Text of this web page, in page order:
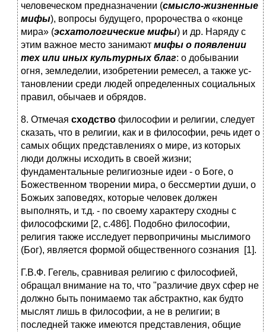
человеческом предназначении (смысло-жизненные
мифы), вопросы будущего, пророчества о «конце
мира» (эсхатологические мифы) и др. Наряду с
этим важное место занимают мифы о появлении
тех или иных культурных благ: о добывании
огня, земледелии, изобретении ремесел, а также ус­
тановлении среди людей определенных социальных
правил, обычаев и обрядов.
8. Отмечая сходство философии и религии, следует
сказать, что в религии, как и в филосо­фии, речь идет о
самых общих представлениях о мире, из которых
люди должны исхо­дить в своей жизни;
фундаментальные религиозные идеи - о Боге, о
Божественном творении мира, о бессмертии души, о
Божьих заповедях, которые человек должен
выполнять, и т.д. - по своему характеру сходны с
философскими [2, с.486]. Подобно философии,
религия также исследует первопричины мыслимого
(Бог), является формой общественного сознания [1].
Г.В.Ф. Гегель, сравнивая религию с философией,
обращал внимание на то, что "различие двух сфер не
должно быть понимаемо так абстрактно, как будто
мыслят лишь в философии, а не в религии; в
последней также имеются представления, общие